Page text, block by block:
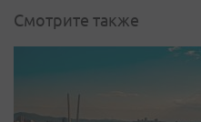
Смотрите также